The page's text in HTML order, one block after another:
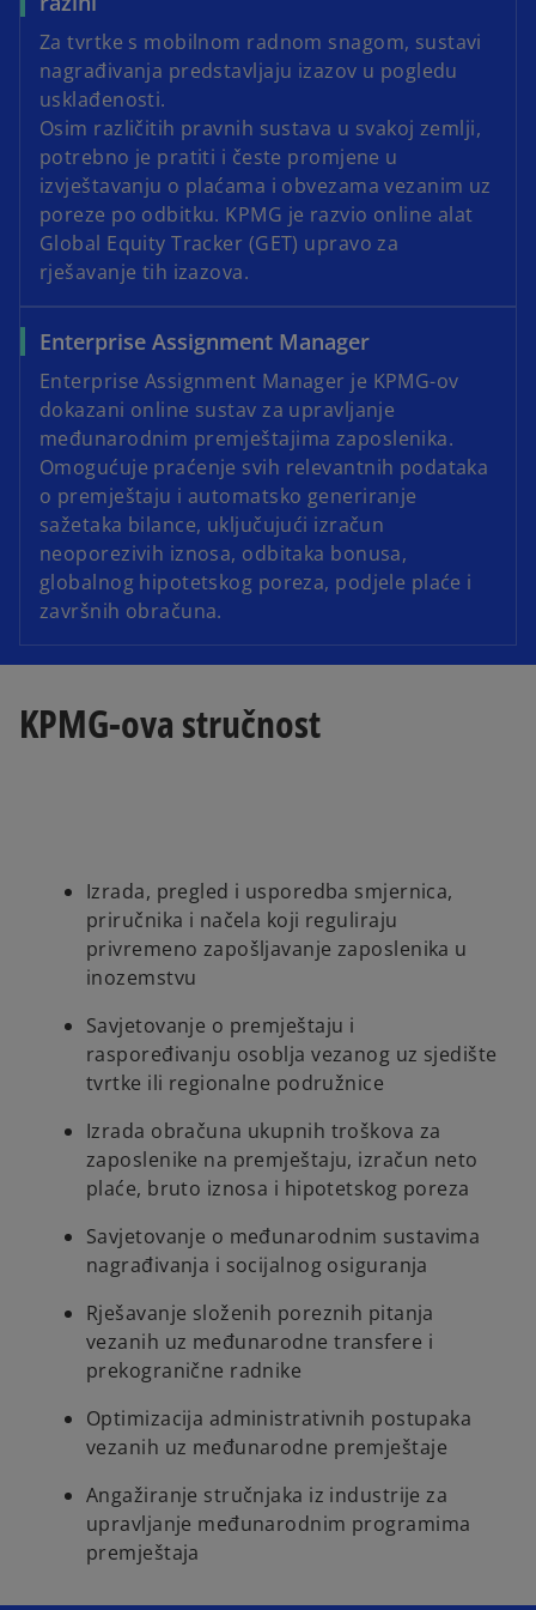
d
e
o
Za tvrtke s mobilnom radnom snagom, sustavi
nagrađivanja predstavljaju izazov u pogledu
usklađenosti.
Osim različitih pravnih sustava u svakoj zemlji,
potrebno je pratiti i česte promjene u
izvještavanju o plaćama i obvezama vezanim uz
poreze po odbitku. KPMG je razvio online alat
Global Equity Tracker (GET) upravo za
rješavanje tih izazova.
Enterprise Assignment Manager
Enterprise Assignment Manager je KPMG-ov
dokazani online sustav za upravljanje
međunarodnim premještajima zaposlenika.
Omogućuje praćenje svih relevantnih podataka
o premještaju i automatsko generiranje
sažetaka bilance, uključujući izračun
neoporezivih iznosa, odbitaka bonusa,
globalnog hipotetskog poreza, podjele plaće i
završnih obračuna.
KPMG-ova stručnost
Izrada, pregled i usporedba smjernica,
priručnika i načela koji reguliraju
privremeno zapošljavanje zaposlenika u
inozemstvu
Savjetovanje o premještaju i
raspoređivanju osoblja vezanog uz sjedište
tvrtke ili regionalne podružnice
Izrada obračuna ukupnih troškova za
zaposlenike na premještaju, izračun neto
plaće, bruto iznosa i hipotetskog poreza
Savjetovanje o međunarodnim sustavima
nagrađivanja i socijalnog osiguranja
Rješavanje složenih poreznih pitanja
vezanih uz međunarodne transfere i
prekogranične radnike
Optimizacija administrativnih postupaka
vezanih uz međunarodne premještaje
Angažiranje stručnjaka iz industrije za
upravljanje međunarodnim programima
premještaja